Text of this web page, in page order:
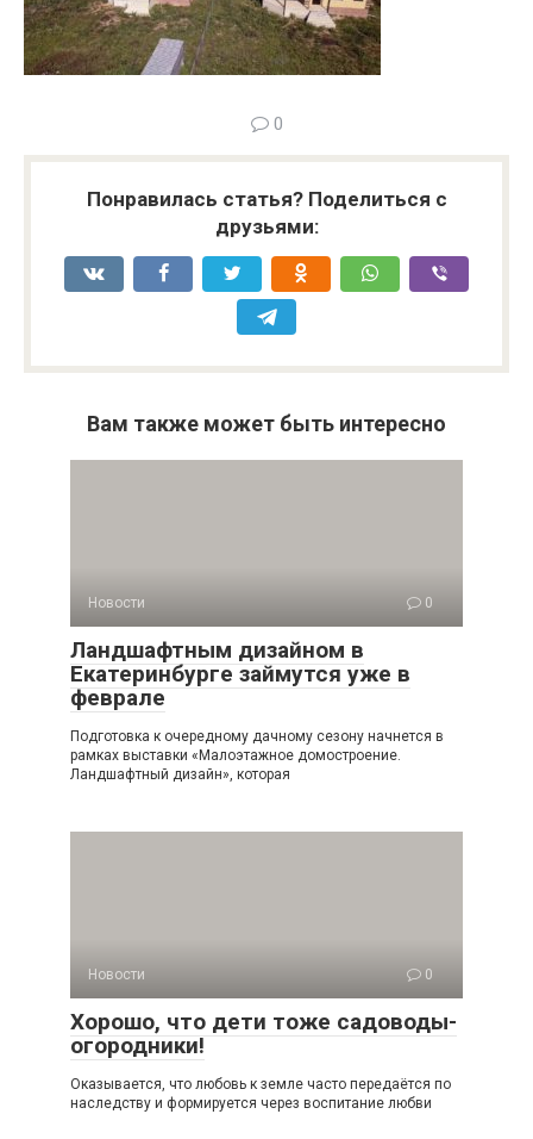
0
Понравилась статья? Поделиться с
друзьями:
Вам также может быть интересно
Новости 0
Ландшафтным дизайном в
Екатеринбурге займутся уже в
феврале
Подготовка к очередному дачному сезону начнется в
рамках выставки «Малоэтажное домостроение.
Ландшафтный дизайн», которая
Новости 0
Хорошо, что дети тоже садоводы-
огородники!
Оказывается, что любовь к земле часто передаётся по
наследству и формируется через воспитание любви